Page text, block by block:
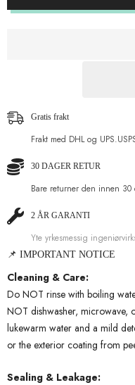
i
og
slitesterk
stil
for
treningsstudio,
reiser
og
daglig
300
i
i
stil
treningsstudio,
reiser
daglig
300
Gratis frakt
Frakt med DHL og
30 DAGER RETUR
Bare returner den innen
2 ÅR GARANTI
Yte yrkesmessig
📌 IMPORTANT NOTICE
Cleaning & Care:
Do NOT rinse with boiling
NOT dishwasher, microwave,
lukewarm water and a mild
or the exterior coating from
Sealing & Leakage: